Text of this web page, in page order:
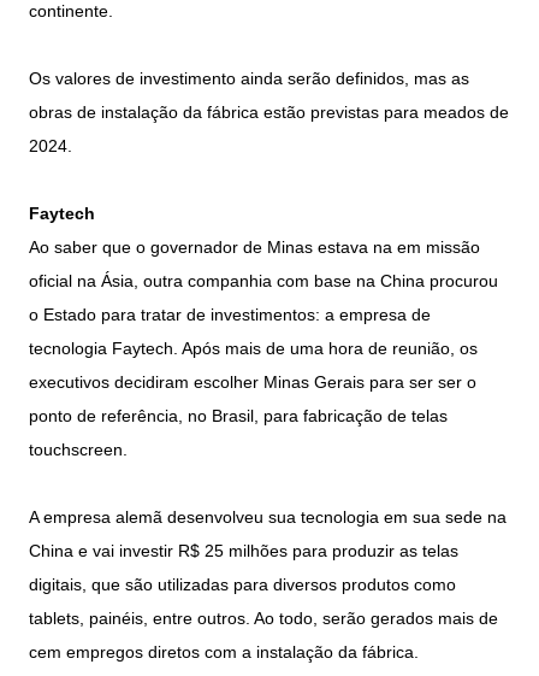
continente.
Os valores de investimento ainda serão definidos, mas as
obras de instalação da fábrica estão previstas para meados de
2024.
Faytech
Ao saber que o governador de Minas estava na em missão
oficial na Ásia, outra companhia com base na China procurou
o Estado para tratar de investimentos: a empresa de
tecnologia Faytech. Após mais de uma hora de reunião, os
executivos decidiram escolher Minas Gerais para ser ser o
ponto de referência, no Brasil, para fabricação de telas
touchscreen.
A empresa alemã desenvolveu sua tecnologia em sua sede na
China e vai investir R$ 25 milhões para produzir as telas
digitais, que são utilizadas para diversos produtos como
tablets, painéis, entre outros. Ao todo, serão gerados mais de
cem empregos diretos com a instalação da fábrica.